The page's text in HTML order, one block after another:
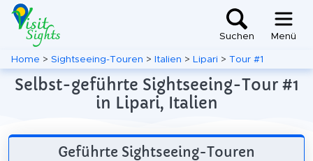
Suchen Menü
Home > Sightseeing-Touren > Italien > Lipari > Tour #1
Selbst-geführte Sightseeing-Tour #1
in Lipari, Italien
Geführte Sightseeing-Touren